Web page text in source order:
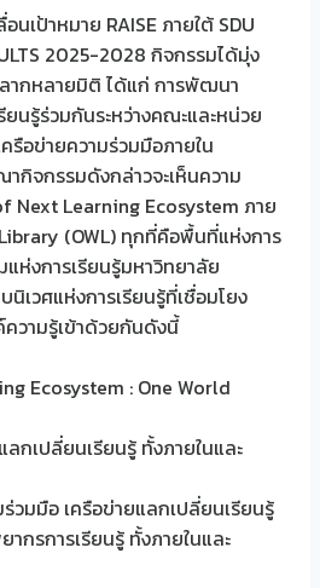
เป้าหมาย RAISE ภายใต้ SDU
2025-2028 กิจกรรมได้มุ่ง
ลากหลายมิติ ได้แก่ การพัฒนา
นรู้ร่วมกันระหว่างคณะและหน่วย
รือข่ายความร่วมมือภายใน
กิจกรรมดังกล่าวจะเห็นความ
Next Learning Ecosystem ภาย
(OWL) ทุกที่คือพื้นที่แห่งการ
แห่งการเรียนรู้มหาวิทยาลัย
เวศแห่งการเรียนรู้ที่เชื่อมโยง
ความรู้เข้าด้วยกันดังนี้
Ecosystem : One World
กเปลี่ยนเรียนรู้ ทั้งภายในและ
วมมือ เครือข่ายแลกเปลี่ยนเรียนรู้
กรการเรียนรู้ ทั้งภายในและ